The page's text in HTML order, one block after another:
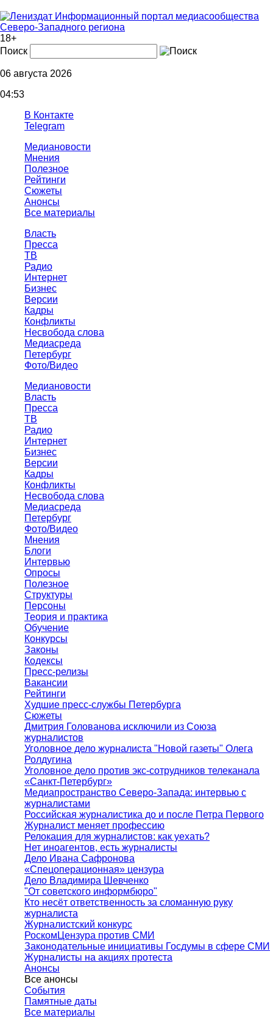
Информационный портал медиасообщества
Северо-Западного региона
18+
Поиск
06 августа 2026
04:53
В Контакте
Telegram
Медиановости
Мнения
Полезное
Рейтинги
Сюжеты
Анонсы
Все материалы
Власть
Пресса
ТВ
Радио
Интернет
Бизнес
Версии
Кадры
Конфликты
Несвобода слова
Медиасреда
Петербург
Фото/Видео
Медиановости
Власть
Пресса
ТВ
Радио
Интернет
Бизнес
Версии
Кадры
Конфликты
Несвобода слова
Медиасреда
Петербург
Фото/Видео
Мнения
Блоги
Интервью
Опросы
Полезное
Структуры
Персоны
Теория и практика
Обучение
Конкурсы
Законы
Кодексы
Пресс-релизы
Вакансии
Рейтинги
Худшие пресс-службы Петербурга
Сюжеты
Дмитрия Голованова исключили из Союза
журналистов
Уголовное дело журналиста "Новой газеты" Олега
Ролдугина
Уголовное дело против экс-сотрудников телеканала
«Санкт-Петербург»
Медиапространство Северо-Запада: интервью с
журналистами
Российская журналистика до и после Петра Первого
Журналист меняет профессию
Релокация для журналистов: как уехать?
Нет иноагентов, есть журналисты
Дело Ивана Сафронова
«Спецоперационная» цензура
Дело Владимира Шевченко
"От советского информбюро"
Кто несёт ответственность за сломанную руку
журналиста
Журналистский конкурс
РоскомЦензура против СМИ
Законодательные инициативы Госдумы в сфере СМИ
Журналисты на акциях протеста
Анонсы
Все анонсы
События
Памятные даты
Все материалы